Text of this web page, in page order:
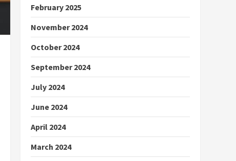
February 2025
November 2024
October 2024
September 2024
July 2024
June 2024
April 2024
March 2024